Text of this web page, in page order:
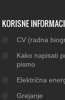
KORISNE
CV (radna
Kako napisati
pismo
Električna
Grejanje